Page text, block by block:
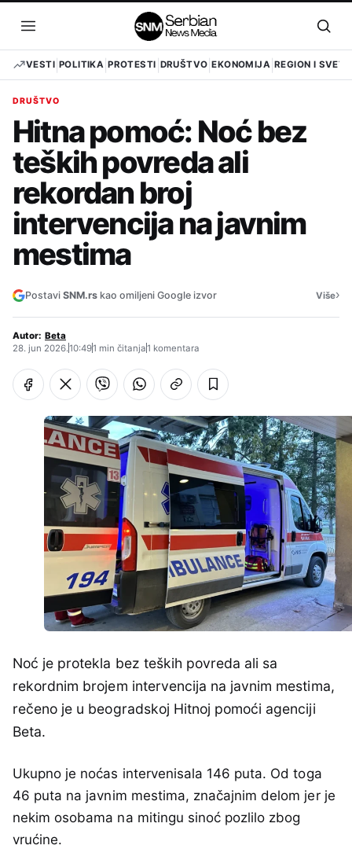
sadržaj
Otvori
meni
VESTI POLITIKA PROTESTI DRUŠTVO EKONOMIJA REGION I SVET
DRUŠTVO
Hitna pomoć: Noć bez
teških povreda ali
rekordan broj
intervencija na javnim
mestima
Postavi SNM.rs kao omiljeni Google izvor Više›
Autor: Beta
28. jun 2026.10:491 min čitanja1 komentara
Noć je protekla bez teških povreda ali sa
rekordnim brojem intervencija na javnim mestima,
rečeno je u beogradskoj Hitnoj pomoći agenciji
Beta.
Ukupno je noćas intervenisala 146 puta. Od toga
46 puta na javnim mestima, značajnim delom jer je
nekim osobama na mitingu sinoć pozlilo zbog
vrućine.